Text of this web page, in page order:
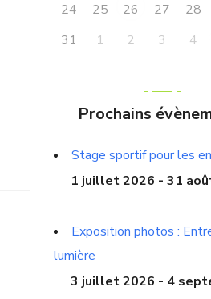
24
25 26 27 28
31
1 2 3 4
Prochains
Stage sportif pour les
1 juillet 2026 - 31
Exposition photos :
lumière
3 juillet 2026 - 4